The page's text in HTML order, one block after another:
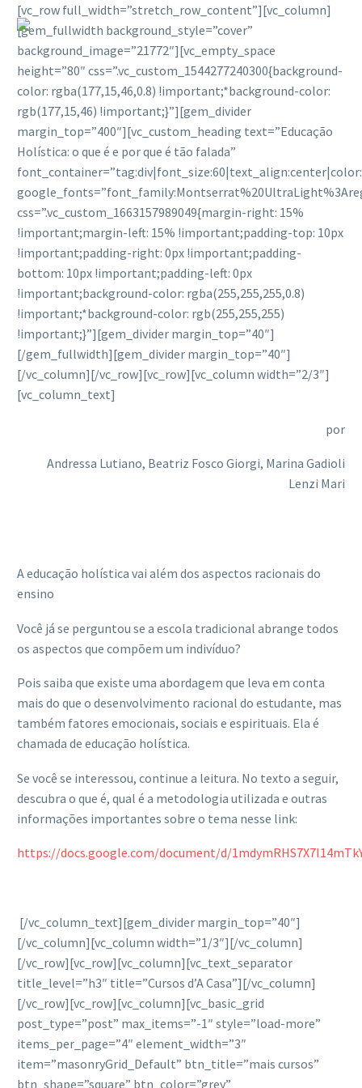
[vc_row full_width=”stretch_row_content”][vc_column]
[gem_fullwidth background_style=”cover”
background_image=”21772″][vc_empty_space
height=”80″ css=”.vc_custom_1544277240300{background-
color: rgba(177,15,46,0.8) !important;*background-color:
rgb(177,15,46) !important;}”][gem_divider
margin_top=”400″][vc_custom_heading text=”Educação
Holística: o que é e por que é tão falada”
css=”.vc_custom_1663157989049{margin-right: 15%
!important;margin-left: 15% !important;padding-top: 10px
!important;padding-right: 0px !important;padding-
bottom: 10px !important;padding-left: 0px
!important;background-color: rgba(255,255,255,0.8)
!important;*background-color: rgb(255,255,255)
!important;}”][gem_divider margin_top=”40″]
[/gem_fullwidth][gem_divider margin_top=”40″]
[/vc_column][/vc_row][vc_row][vc_column width=”2/3″]
[vc_column_text]
por
Andressa Lutiano, Beatriz Fosco Giorgi, Marina Gadioli
Lenzi Mari
A educação holística vai além dos aspectos racionais do
ensino
Você já se perguntou se a escola tradicional abrange todos
os aspectos que compõem um indivíduo?
Pois saiba que existe uma abordagem que leva em conta
mais do que o desenvolvimento racional do estudante, mas
também fatores emocionais, sociais e espirituais. Ela é
chamada de educação holística.
Se você se interessou, continue a leitura. No texto a seguir,
descubra o que é, qual é a metodologia utilizada e outras
informações importantes sobre o tema nesse link:
https://docs.google.com/document/d/
[/vc_column_text][gem_divider margin_top=”40″]
[/vc_column][vc_column width=”1/3″][/vc_column]
[/vc_row][vc_row][vc_column][vc_text_separator
title_level=”h3″ title=”Cursos d’A Casa”][/vc_column]
[/vc_row][vc_row][vc_column][vc_basic_grid
post_type=”post” max_items=”-1″ style=”load-more”
items_per_page=”4″ element_width=”3″
item=”masonryGrid_Default” btn_title=”mais cursos”
btn_shape=”square” btn_color=”grey”